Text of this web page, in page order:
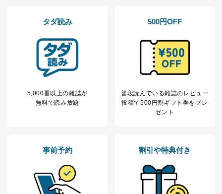
タダ読み
5,000冊以上の雑誌が
無料で読み放題
500円OFF
普段読んでいる雑誌のレビュー
投稿で500円割ギフト券をプレ
ゼント
事前予約 割引や特典付き